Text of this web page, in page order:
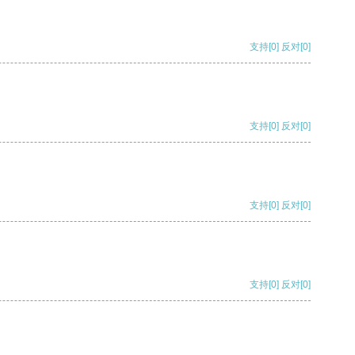
支持[0] 反对[0]
支持[0] 反对[0]
支持[0] 反对[0]
支持[0] 反对[0]